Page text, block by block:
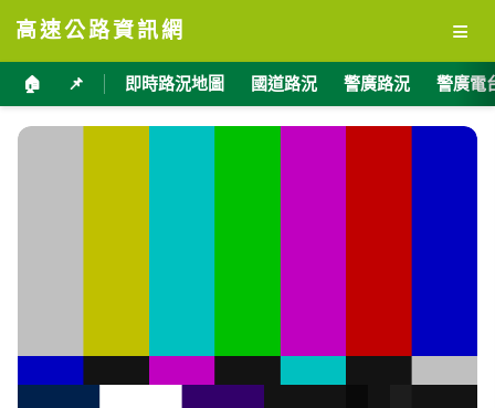
高速公路資訊網 ≡
🏠 📌 即時路況地圖 國道路況 警廣路況 警廣電